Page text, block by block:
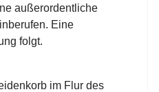
außerordentliche
Eine
folgt.
im Flur des